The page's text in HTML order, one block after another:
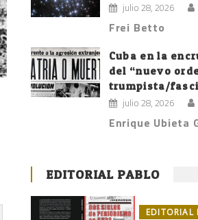
julio 28, 2026
Frei Betto
Cuba en la
del “nuevo
trumpista/
julio 28, 2026
Enrique Ubieta
EDITORIAL PABLO
EDITORIAL